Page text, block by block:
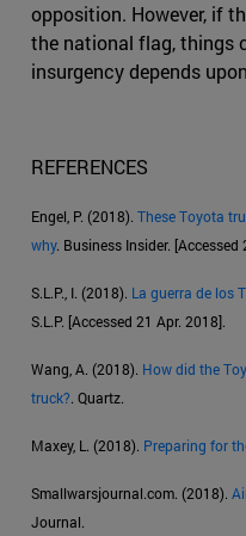
opposition. However, if
the national flag, things
insurgency depends
REFERENCES
Engel, P. (2018). These Toyota
why. Business Insider. [Accessed
S.L.P., I. (2018). La guerra de los
S.L.P. [Accessed 21 Apr. 2018].
Wang, A. (2018). How did the
truck?. Quartz.
Maxey, L. (2018). Preparing for
Smallwarsjournal.com. (2018).
Journal.